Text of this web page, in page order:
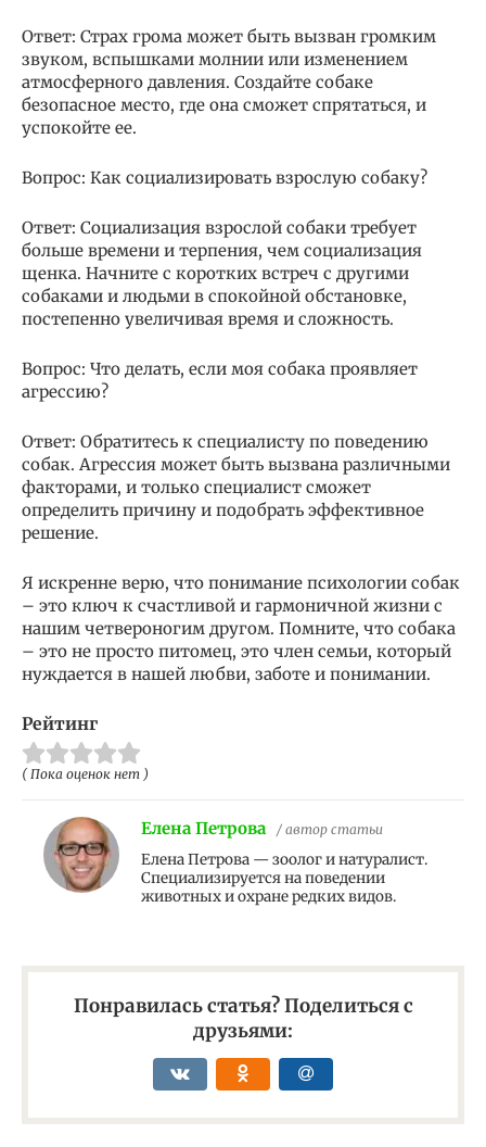
Ответ: Страх грома может быть вызван громким
звуком, вспышками молнии или изменением
атмосферного давления. Создайте собаке
безопасное место, где она сможет спрятаться, и
успокойте ее.
Вопрос: Как социализировать взрослую собаку?
Ответ: Социализация взрослой собаки требует
больше времени и терпения, чем социализация
щенка. Начните с коротких встреч с другими
собаками и людьми в спокойной обстановке,
постепенно увеличивая время и сложность.
Вопрос: Что делать, если моя собака проявляет
агрессию?
Ответ: Обратитесь к специалисту по поведению
собак. Агрессия может быть вызвана различными
факторами, и только специалист сможет
определить причину и подобрать эффективное
решение.
Я искренне верю, что понимание психологии собак
– это ключ к счастливой и гармоничной жизни с
нашим четвероногим другом. Помните, что собака
– это не просто питомец, это член семьи, который
нуждается в нашей любви, заботе и понимании.
Рейтинг
( Пока оценок нет )
Елена Петрова / автор статьи
Елена Петрова — зоолог и натуралист.
Специализируется на поведении
животных и охране редких видов.
Понравилась статья? Поделиться с
друзьями: